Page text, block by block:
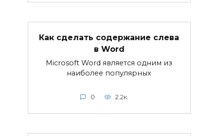
Как сделать содержание слева
в Word
Microsoft Word является одним из
наиболее популярных
0 2.2к.